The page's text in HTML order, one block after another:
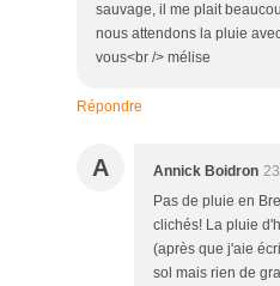
sauvage, il me plait
nous attendons la pluie
vous<br /> mélise
Répondre
A Annick Boidron
Pas de pluie en
clichés! La pluie
(après que j'aie
sol mais rien de